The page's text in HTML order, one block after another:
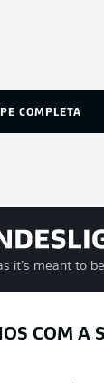
COMPLETA
it’s meant to be
DA BUNDESLIGA
COM A